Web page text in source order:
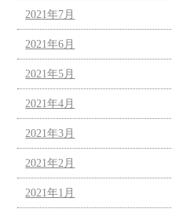
2021年7月
2021年6月
2021年5月
2021年4月
2021年3月
2021年2月
2021年1月